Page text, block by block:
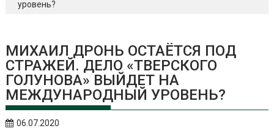
уровень?
МИХАИЛ ДРОНЬ ОСТАЁТСЯ ПОД
СТРАЖЕЙ. ДЕЛО «ТВЕРСКОГО
ГОЛУНОВА» ВЫЙДЕТ НА
МЕЖДУНАРОДНЫЙ УРОВЕНЬ?
06.07.2020